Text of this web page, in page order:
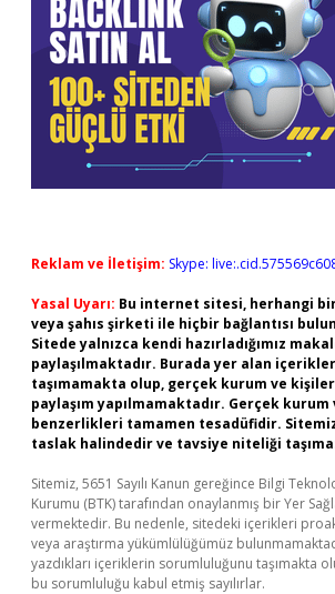
Reklam ve İletişim: Skype:
Yasal Uyarı: Bu internet sitesi, herhangi
veya şahıs şirketi ile hiçbir bağlantısı
Sitede yalnızca kendi hazırladığımız
paylaşılmaktadır. Burada yer alan
taşımamakta olup, gerçek kurum ve
paylaşım yapılmamaktadır. Gerçek
benzerlikleri tamamen tesadüfidir.
taslak halindedir ve tavsiye niteliği
Sitemiz, 5651 Sayılı Kanun gereğince Bilgi
Kurumu (BTK) tarafından onaylanmış bir Yer
vermektedir. Bu nedenle, sitedeki içerikleri
veya araştırma yükümlülüğümüz
yazdıkları içeriklerin sorumluluğunu taşımakta
bu sorumluluğu kabul etmiş sayılırlar.